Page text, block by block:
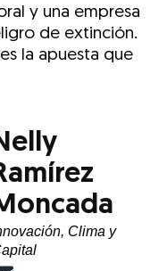
y una empresa
de extinción.
la apuesta que
EmailFacebook
mediante Twitter
actual mediante LinkedIn
actual mediante
Clima y